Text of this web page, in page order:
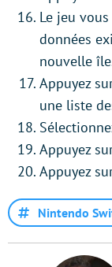
Le jeu
données
nouvelle
Appuyez
une liste
Appuyez
Appuyez
Nintendo